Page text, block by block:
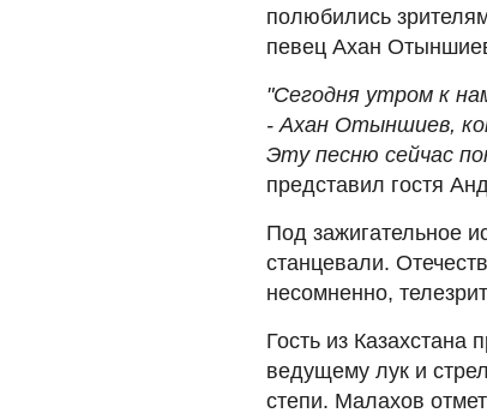
полюбились
певец Ахан
"Сегодня утром к
- Ахан Отыншиев,
Эту песню сейчас
представил гостя
Под зажигательное
станцевали.
несомненно,
Гость из
ведущему лук и
степи. Малахов